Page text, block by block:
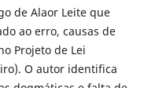
de Alaor Leite que
ao erro, causas de
Projeto de Lei
O autor identifica